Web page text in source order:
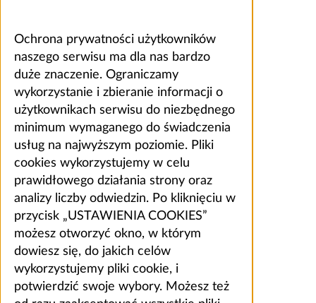
Ochrona prywatności użytkowników
naszego serwisu ma dla nas bardzo
duże znaczenie. Ograniczamy
wykorzystanie i zbieranie informacji o
użytkownikach serwisu do niezbędnego
minimum wymaganego do świadczenia
usług na najwyższym poziomie. Pliki
cookies wykorzystujemy w celu
prawidłowego działania strony oraz
analizy liczby odwiedzin. Po kliknięciu w
przycisk „USTAWIENIA COOKIES”
możesz otworzyć okno, w którym
dowiesz się, do jakich celów
wykorzystujemy pliki cookie, i
potwierdzić swoje wybory. Możesz też